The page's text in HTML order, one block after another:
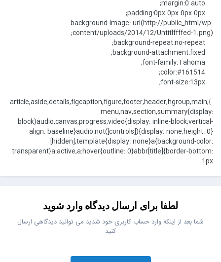
background-image: url(http://public_html/wp-
content/uploads/2014/12/Untitlffffed-1.png);
}article,aside,details,figcaption,figure,footer,header,hgroup,main,
menu,nav,section,summary{display:
block}audio,canvas,progress,video{display: inline-block;vertical-
align: baseline}audio:not([controls]){display: none;height: 0}
[hidden],template{display: none}a{background-color:
transparent}a:active,a:hover{outline: 0}abbr[title]{border-bottom:
1px
لطفا برای ارسال دیدگاه وارد شوید
شما بعد از اینکه وارد حساب کاربری خود شدید می توانید دیدگاهی ارسال
کنید